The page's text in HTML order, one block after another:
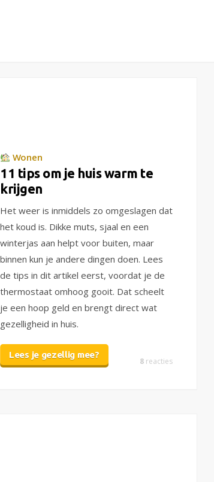
Wonen
11 tips om je huis warm te
krijgen
Het weer is inmiddels zo omgeslagen dat
het koud is. Dikke muts, sjaal en een
winterjas aan helpt voor buiten, maar
binnen kun je andere dingen doen. Lees
de tips in dit artikel eerst, voordat je de
thermostaat omhoog gooit. Dat scheelt
je een hoop geld en brengt direct wat
gezelligheid in huis.
Lees je gezellig mee?
8 reacties